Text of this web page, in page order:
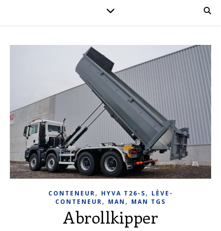
CONTENEUR, HYVA T26-S, LÈVE-
CONTENEUR, MAN , MAN TGS
Abrollkipper